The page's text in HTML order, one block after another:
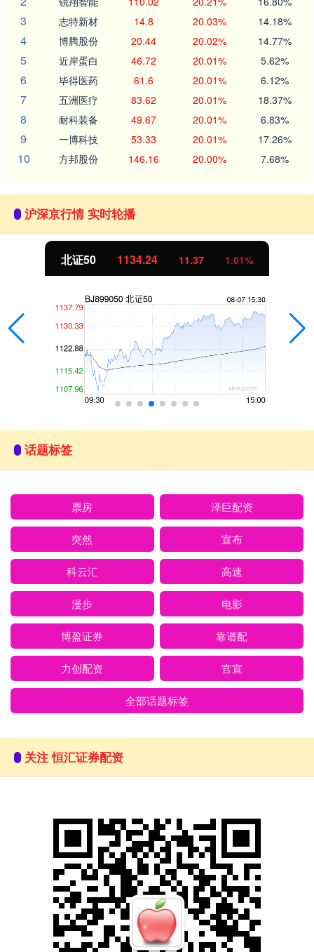
3 志特新材 14.8 20.03% 14.18%
4 博腾股份 20.44 20.02% 14.77%
5 近岸蛋白 46.72 20.01% 5.62%
6 毕得医药 61.6 20.01% 6.12%
7 五洲医疗 83.62 20.01% 18.37%
8 耐科装备 49.67 20.01% 6.83%
9 一博科技 53.33 20.01% 17.26%
10 方邦股份 146.16 20.00% 7.68%
沪深京行情 实时轮播
北证50 1134.24 11.37 1.01%
话题标签
票房 泽巨配资
突然 宣布
科云汇 高速
漫步 电影
博盈证券 靠谱配
力创配资 官宣
全部话题标签
关注 恒汇证券配资